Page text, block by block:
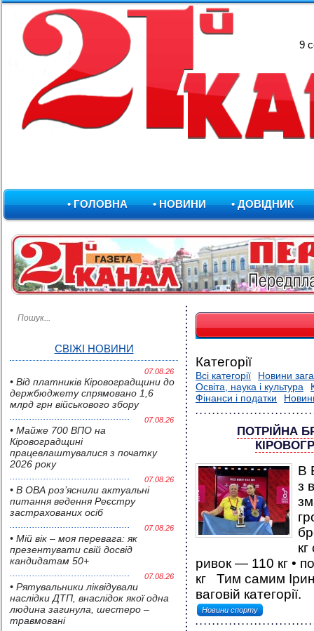
9
• ГОЛОВНА • НОВИНИ • ДОВІДНИК
СВІЖІ НОВИНИ
07.08.26
• Від платників Кіровоградщини до
держбюджету спрямовано 1,6
млрд грн військового збору
07.08.26
• Майже 700 ВПО на
Кіровоградщині
працевлаштувалися з початку
2026 року
07.08.26
• В ОВА роз’яснили актуальні
питання ведення Реєстру
застрахованих осіб
07.08.26
• Мій вік – моя перевага: як
презентувати свій досвід
кандидатам 50+
07.08.26
• Pятувальники ліквідували
наслідки ДТП, внаслідок якої одна
людина загинула, шестеро –
травмовані
Категорії
Всі категорії
Новини
Освіта, наука і культура
Фінанси і податки
ПОТРІЙНА
В
з
ривок — 110 кг •
кг Тим самим
ваговій категорії.
Новини спорту